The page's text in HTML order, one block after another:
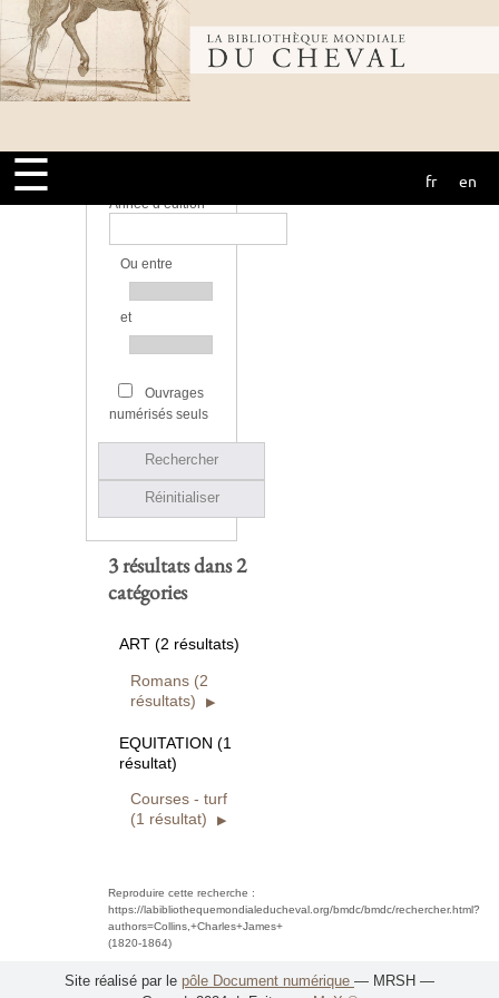
Bibliothèque
mondiale du
cheval
☰ fr en
Bibliothèque
Année d’édition
Ou entre
et
Ouvrages
numérisés seuls
Rechercher
Réinitialiser
3 résultats dans 2
catégories
ART (2 résultats)
Romans (2
résultats)
EQUITATION (1
résultat)
Courses - turf
(1 résultat)
Reproduire cette recherche :
https://labibliothequemondialeducheval.org/bmdc/bmdc/rechercher.html?
authors=Collins,+Charles+James+
(1820-1864)
Site réalisé par le pôle Document numérique — MRSH —